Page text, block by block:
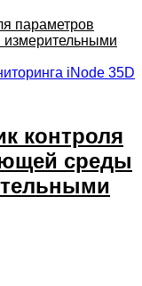
iNode 35D
контроля
среды